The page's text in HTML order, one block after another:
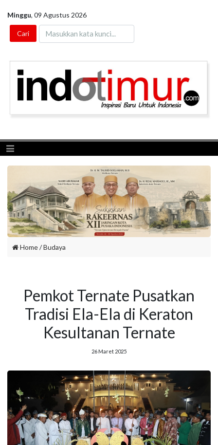
Minggu, 09 Agustus 2026
Toggle navigation
Home/Budaya
Pemkot Ternate Pusatkan
Tradisi Ela-Ela di Keraton
Kesultanan Ternate
26 Maret 2025